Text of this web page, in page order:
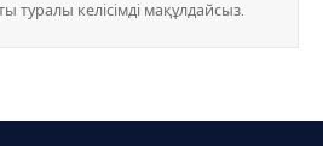
туралы келісімді мақұлдайсыз.